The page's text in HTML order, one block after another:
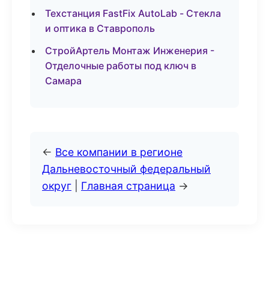
Техстанция FastFix AutoLab - Стекла
и оптика в Ставрополь
СтройАртель Монтаж Инженерия -
Отделочные работы под ключ в
Самара
← Все компании в регионе
Дальневосточный федеральный
округ
Главная страница →